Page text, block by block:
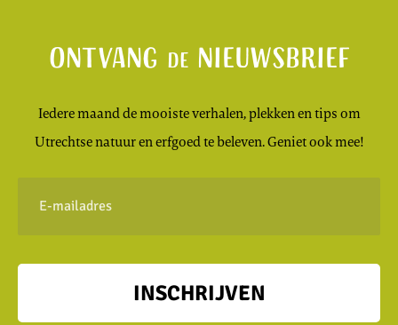
Ontvang denieuwsbrief
Iedere maand de mooiste verhalen, plekken en tips om
Utrechtse natuur en erfgoed te beleven. Geniet ook mee!
mailadres
INSCHRIJVEN